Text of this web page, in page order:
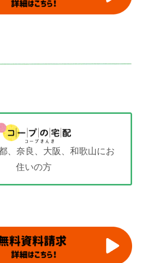
、奈良、大阪、和歌山にお
住いの方